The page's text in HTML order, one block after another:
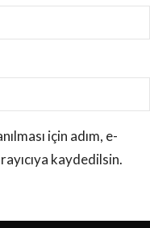
için adım, e-
kaydedilsin.